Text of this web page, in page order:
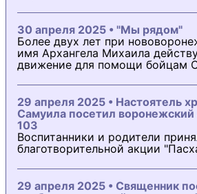
30 апреля 2025 • "Мы рядом"
Более двух лет при
имя Архангела Михаила
движение для помощи бойцам
29 апреля 2025 • Настоятель
Самуила посетил воронежский
103
Воспитанники и родители
благотворительной акции
29 апреля 2025 • Священник